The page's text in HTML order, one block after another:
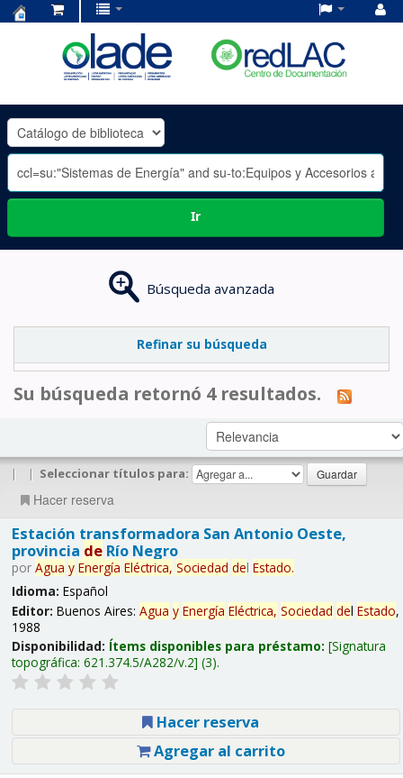
OLADE
-
Ir
Búsqueda avanzada
Refinar su búsqueda
Su búsqueda retornó 4 resultados.
| | Seleccionar títulos para:
Hacer reserva
Estación transformadora San Antonio Oeste,
provincia deRío Negro
por Agua y Energía Eléctrica, Sociedad del Estado.
Idioma: Español
Editor: Buenos Aires: Agua y Energía Eléctrica, Sociedad del Estado,
1988
Disponibilidad: Ítems disponibles para préstamo: Signatura
topográfica: 621.374.5/A282/v.2 (3).
Hacer reserva
Agregar al carrito